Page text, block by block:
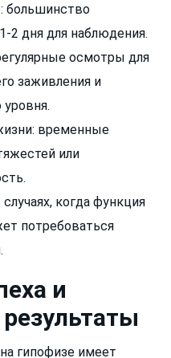
большинство
2 дня для наблюдения.
осмотры для
заживления и
уровня.
временные
или
когда функция
потребоваться
и
гипофизе имеет